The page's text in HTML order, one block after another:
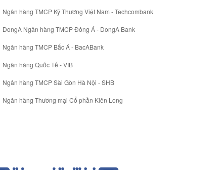
Ngân hàng TMCP Kỹ Thương Việt Nam - Techcombank
DongA Ngân hàng TMCP Đông Á - DongA Bank
Ngân hàng TMCP Bắc Á - BacABank
Ngân hàng Quốc Tế - VIB
Ngân hàng TMCP Sài Gòn Hà Nội - SHB
Ngân hàng Thương mại Cổ phần Kiên Long